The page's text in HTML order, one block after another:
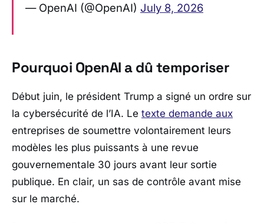
— OpenAI (@OpenAI) July 8, 2026
Pourquoi OpenAI a dû temporiser
Début juin, le président Trump a signé un ordre sur
la cybersécurité de l’IA. Le texte demande aux
entreprises de soumettre volontairement leurs
modèles les plus puissants à une revue
gouvernementale 30 jours avant leur sortie
publique. En clair, un sas de contrôle avant mise
sur le marché.